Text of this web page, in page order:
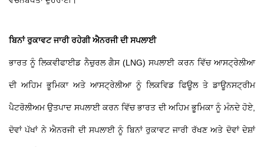
ਬਿਨਾਂ ਰੁਕਾਵਟ ਜਾਰੀ ਰਹੇਗੀ ਐਨਰਜੀ ਦੀ ਸਪਲਾਈ
ਭਾਰਤ ਨੂੰ ਲਿਕਵੀਫਾਈਡ ਨੈਚੁਰਲ ਗੈਸ (LNG) ਸਪਲਾਈ ਕਰਨ ਵਿੱਚ ਆਸਟ੍ਰੇਲੀਆ
ਦੀ ਅਹਿਮ ਭੂਮਿਕਾ ਅਤੇ ਆਸਟ੍ਰੇਲੀਆ ਨੂੰ ਲਿਕਵਿਡ ਫਿਊਲ ਤੇ ਡਾਊਨਸਟ੍ਰੀਮ
ਪੈਟਰੋਲੀਅਮ ਉਤਪਾਦ ਸਪਲਾਈ ਕਰਨ ਵਿੱਚ ਭਾਰਤ ਦੀ ਅਹਿਮ ਭੂਮਿਕਾ ਨੂੰ ਮੰਨਦੇ ਹੋਏ,
ਦੋਵਾਂ ਪੱਖਾਂ ਨੇ ਐਨਰਜੀ ਦੀ ਸਪਲਾਈ ਨੂੰ ਬਿਨਾਂ ਰੁਕਾਵਟ ਜਾਰੀ ਰੱਖਣ ਅਤੇ ਦੋਵਾਂ ਦੇਸ਼ਾਂ